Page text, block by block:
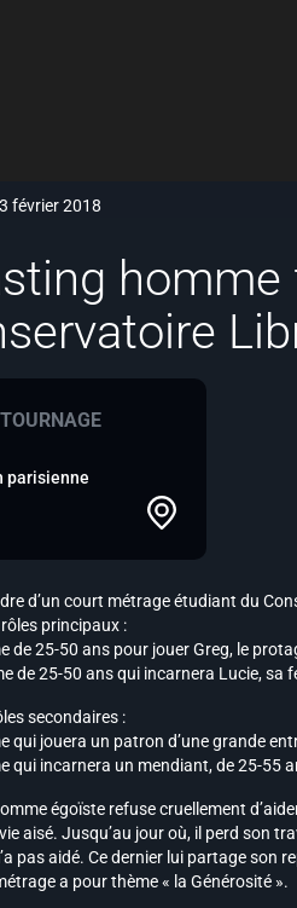
février 2018
parisienne
d’un court métrage étudiant du
principaux :
de 25-50 ans pour jouer Greg, le
de 25-50 ans qui incarnera Lucie, sa
secondaires :
qui jouera un patron d’une grande
qui incarnera un mendiant, de 25-55
égoïste refuse cruellement
aisé. Jusqu’au jour où, il perd son
pas aidé. Ce dernier lui partage
a pour thème « la Générosité ».